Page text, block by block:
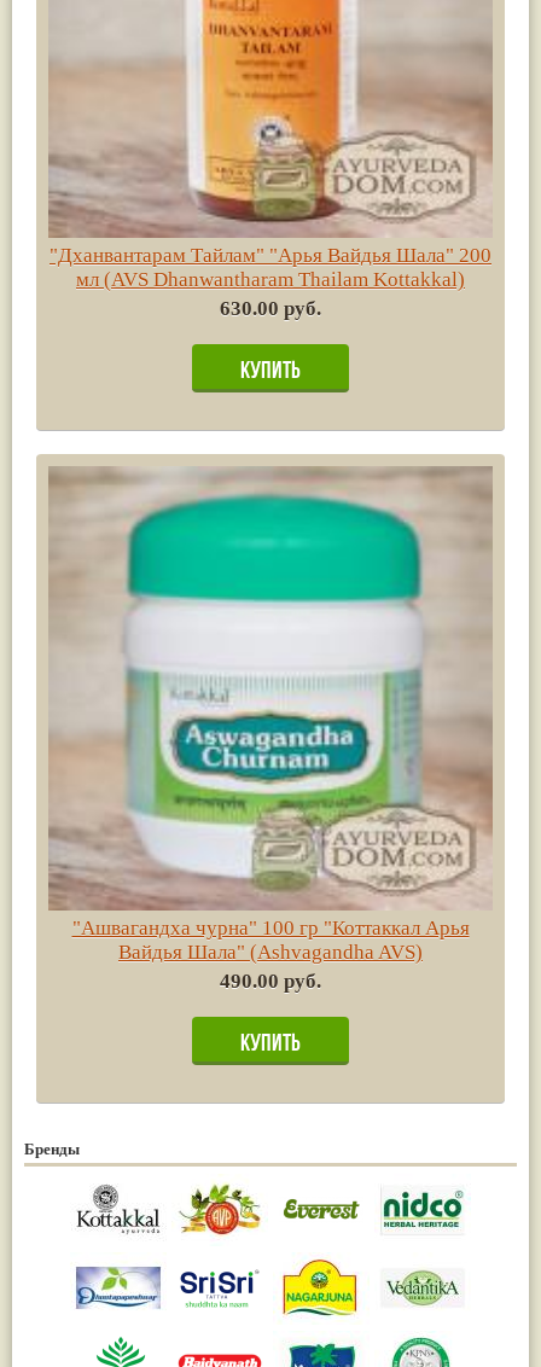
"Дханвантарам Тайлам" "Арья Вайдья Шала" 200
мл (AVS Dhanwantharam Thailam Kottakkal)
630.00 руб.
"Ашвагандха чурна" 100 гр "Коттаккал Арья
Вайдья Шала" (Ashvagandha AVS)
490.00 руб.
Бренды